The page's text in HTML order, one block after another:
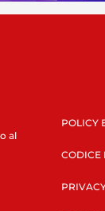
al
POLICY
CODICE